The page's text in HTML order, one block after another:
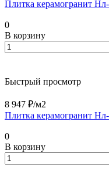
Плитка керамогранит
0
В корзину
Быстрый просмотр
8 947 ₽/м2
Плитка керамогранит
0
В корзину